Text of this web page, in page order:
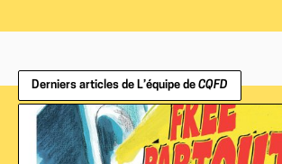
Derniers articles de L’équipe de CQFD